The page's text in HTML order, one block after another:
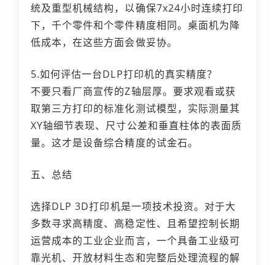
统及重型机械结构，以确保7x24小时连续打印
下，千个零件和个零件精度相同。桌面机为降
低成本，在这些方面会做妥协。
5.如何评估一台DLP打印机的真实精度？
不要只看厂商宣传的Z轴层厚。要求观看或获
取第三方打印的标准化测试模型，实际测量其
XY轴细节表现、尺寸公差和垂直柱体的表面质
量。这才是设备综合精度的试金石。
五、总结
选择DLP 3D打印机是一项技术投资。对于大
多数寻求高精度、高稳定性、且希望控制长期
运营成本的工业企业而言，一个具备工业级可
靠光机、开放材料生态和完整后处理流程的解